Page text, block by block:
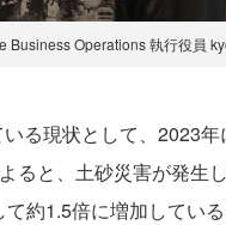
Business Operations 執行役員
る現状として、2023
ると、土砂災害が発生
約1.5倍に増加してい